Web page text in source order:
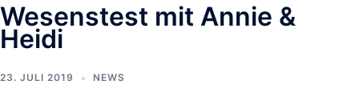
Wesenstest mit Annie &
Heidi
23. JULI 2019 NEWS